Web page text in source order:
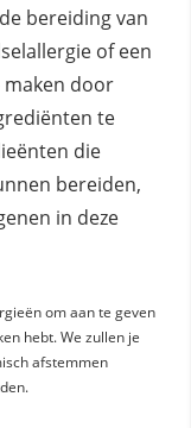
bereiding van
of een
maken door
te
die
bereiden,
in deze
om aan te geven
hebt. We zullen je
afstemmen